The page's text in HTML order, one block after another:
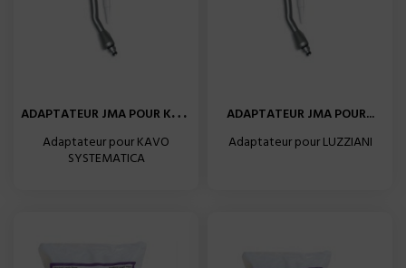
A
DAPTATEUR JMA POUR KAVO...
Adaptateur pour KAVO
SYSTEMATICA
ADAPTATEUR JMA POUR...
Adaptateur pour LUZZIANI